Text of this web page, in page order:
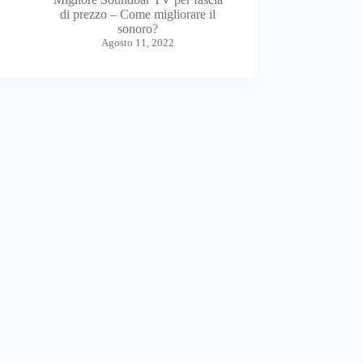
di prezzo – Come migliorare il
sonoro?
Agosto 11, 2022